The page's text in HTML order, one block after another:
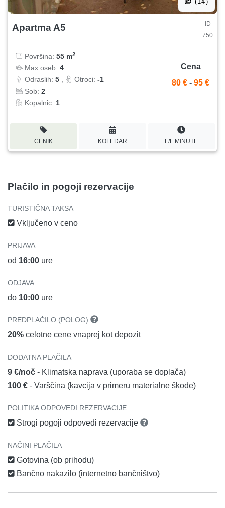
Apartma A5
ID
750
Površina: 55 m2
Max oseb: 4
Odraslih: 5 , Otroci: -1
Sob: 2
Kopalnic: 1
Cena
80 € - 95 €
CENIK KOLEDAR F/L MINUTE
Plačilo in pogoji rezervacije
TURISTIČNA TAKSA
Vključeno v ceno
PRIJAVA
od 16:00 ure
ODJAVA
do 10:00 ure
PREDPLAČILO (POLOG)
20% celotne cene vnaprej kot depozit
DODATNA PLAČILA
9 €/noč - Klimatska naprava (uporaba se doplača)
100 € - Varščina (kavcija v primeru materialne škode)
POLITIKA ODPOVEDI REZERVACIJE
Strogi pogoji odpovedi rezervacije
NAČINI PLAČILA
Gotovina (ob prihodu)
Bančno nakazilo (internetno bančništvo)